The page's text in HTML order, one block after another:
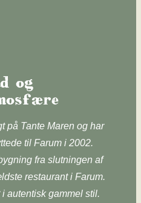
og
på Tante Maren og har
til Farum i 2002.
fra slutningen af
restaurant i Farum.
autentisk gammel stil.